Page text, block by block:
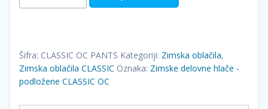
delovne
podložene
CLASSIC
OC
Šifra: CLASSIC OC PANTS Kategoriji: Zimska oblačila,
Zimska oblačila CLASSIC Oznaka: Zimske delovne hlače -
podložene CLASSIC OC